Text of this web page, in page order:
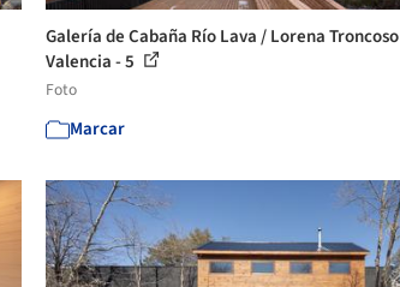
Galería de Cabaña Río Lava / Lorena Troncoso
Valencia - 5
Foto
Marcar